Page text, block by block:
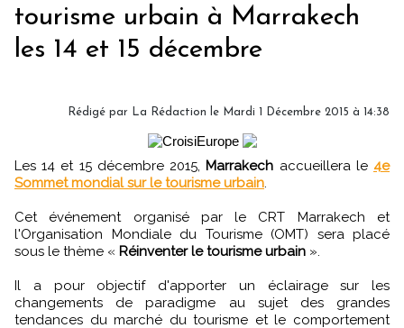
tourisme urbain à Marrakech
les 14 et 15 décembre
Rédigé par La Rédaction le Mardi 1 Décembre 2015 à 14:38
Les 14 et 15 décembre 2015, Marrakech accueillera le4e
Sommet mondial sur le tourisme urbain
Cet événement organisé par le CRT Marrakech et
l'Organisation Mondiale du Tourisme (OMT) sera placé
sous le thème « Réinventer le tourisme urbain ».
Il a pour objectif d'apporter un éclairage sur les
changements de paradigme au sujet des grandes
tendances du marché du tourisme et le comportement